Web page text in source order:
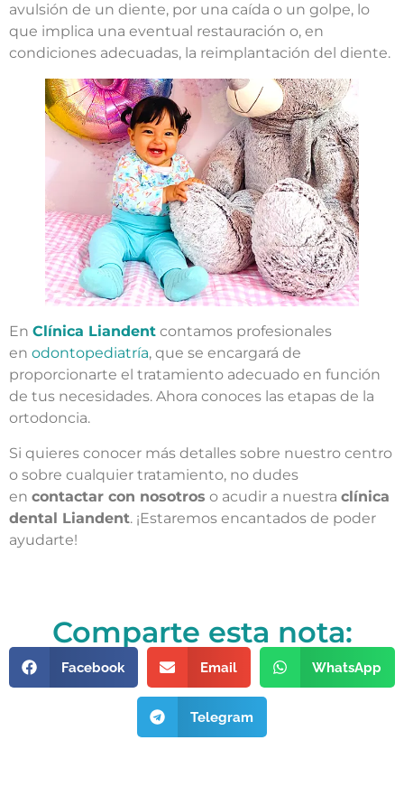
avulsión de un diente, por una caída o un golpe, lo
que implica una eventual restauración o, en
condiciones adecuadas, la reimplantación del diente.
En Clínica Liandent contamos profesionales
en odontopediatría, que se encargará de
proporcionarte el tratamiento adecuado en función
de tus necesidades. Ahora conoces las etapas de la
ortodoncia.
Si quieres conocer más detalles sobre nuestro centro
o sobre cualquier tratamiento, no dudes
en contactar con nosotros o acudir a nuestra clínica
dental Liandent. ¡Estaremos encantados de poder
ayudarte!
Comparte esta nota:
Facebook Email WhatsApp
Telegram